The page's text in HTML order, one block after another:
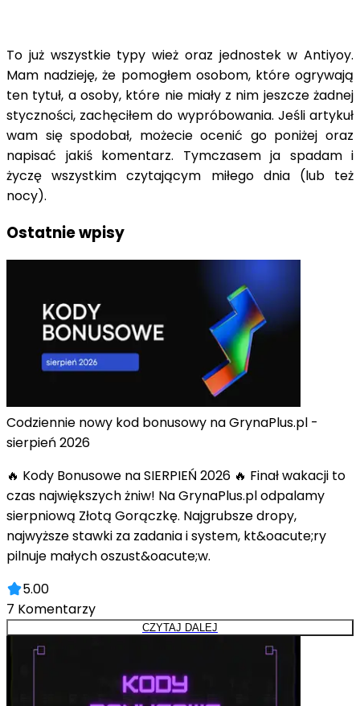
To już wszystkie typy wież oraz jednostek w Antiyoy.
Mam nadzieję, że pomogłem osobom, które ogrywają
ten tytuł, a osoby, które nie miały z nim jeszcze żadnej
styczności, zachęciłem do wypróbowania. Jeśli artykuł
wam się spodobał, możecie ocenić go poniżej oraz
napisać jakiś komentarz. Tymczasem ja spadam i
życzę wszystkim czytającym miłego dnia (lub też
nocy).
Ostatnie wpisy
Codziennie nowy kod bonusowy na GrynaPlus.pl -
sierpień 2026
🔥 Kody Bonusowe na SIERPIEŃ 2026 🔥 Finał wakacji to
czas największych żniw! Na GrynaPlus.pl odpalamy
sierpniową Złotą Gorączkę. Najgrubsze dropy,
najwyższe stawki za zadania i system, kt&oacute;ry
pilnuje małych oszust&oacute;w.
5.00
7 Komentarzy
CZYTAJ DALEJ